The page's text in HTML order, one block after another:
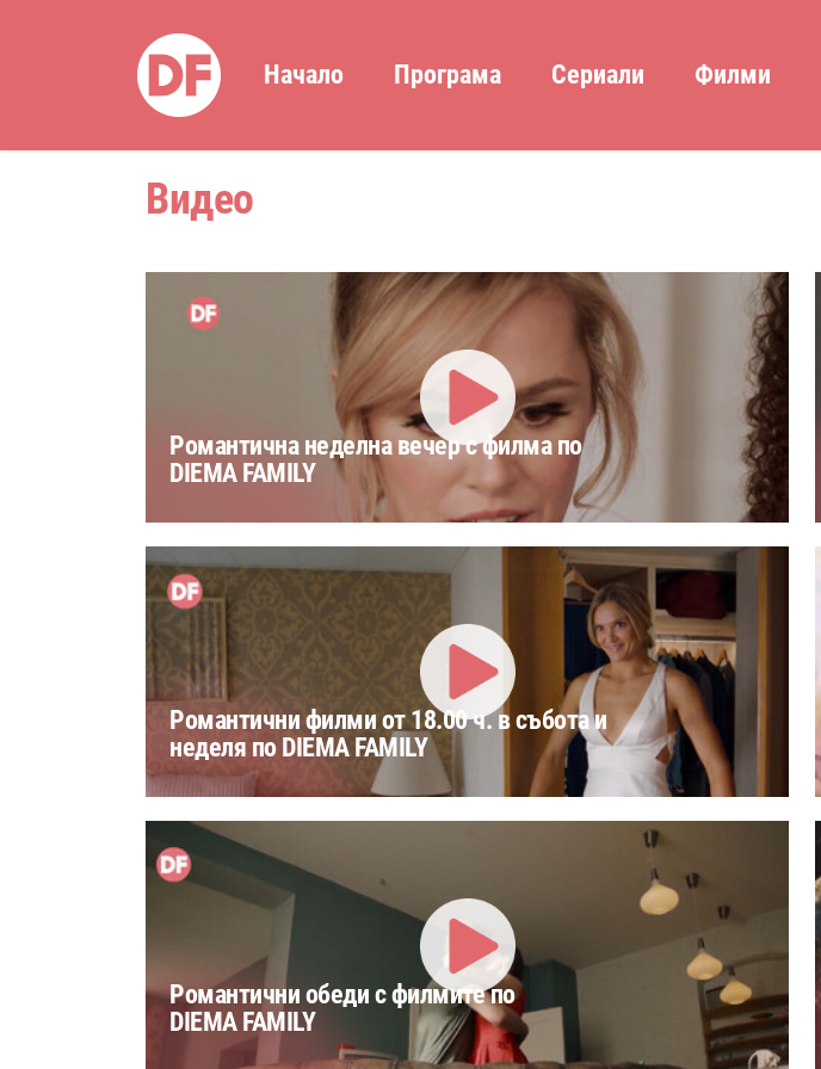
Начало Програма Сериали Филми
Видео
Романтичнa неделна вечер с филма по
DIEMA FAMILY
Романтични филми от 18.00 ч. в събота и
неделя по DIEMA FAMILY
Романтични обеди с филмите по
DIEMA FAMILY